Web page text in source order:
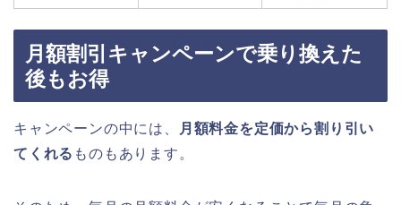
月額割引キャンペーンで乗り換えた
後もお得
キャンペーンの中には、
月額料金を定価から割り引い
てくれる ものもあります。